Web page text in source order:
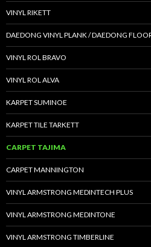
VINYL RIKETT
DAEDONG VINYL PLANK / DAEDONG
VINYL ROL BRAVO
VINYL ROL ALVA
KARPET SUMINOE
KARPET TILE TARKETT
CARPET TAJIMA
CARPET MANNINGTON
VINYL ARMSTRONG MEDINTECH PLUS
VINYL ARMSTRONG MEDINTONE
VINYL ARMSTRONG TIMBERLINE